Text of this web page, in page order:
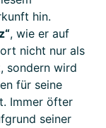
hin.
, wie er auf
nicht nur als
sondern wird
für seine
Immer öfter
seiner